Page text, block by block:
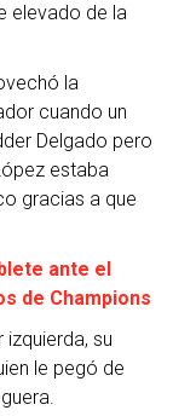
elevado de la
la
cuando un
Delgado pero
estaba
gracias a que
ante el
de Champions
su
le pegó de